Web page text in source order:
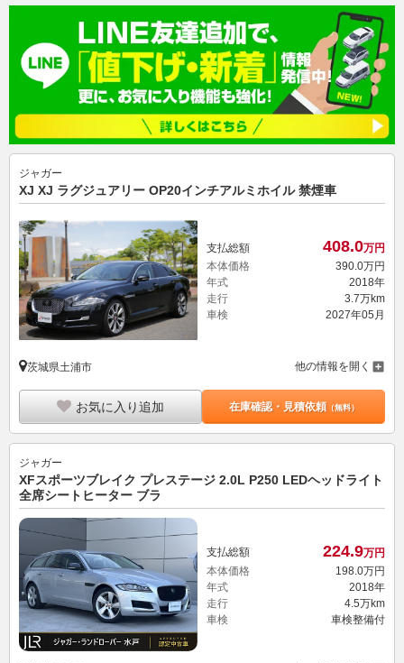
ジャガー
XJ XJ ラグジュアリー OP20インチアルミホイル 禁煙車
支払総額 408.0万円
本体価格
390.0万円
年式
2018年
走行
3.7万km
車検
2027年05月
茨城県土浦市 他の情報を開く
お気に入り追加 在庫確認・見積依頼（無料）
ジャガー
XFスポーツブレイク プレステージ 2.0L P250 LEDヘッドライト
全席シートヒーター ブラ
支払総額 224.9万円
本体価格
198. 0万円
年式
2018年
走行
4.5万km
車検
車検整備付